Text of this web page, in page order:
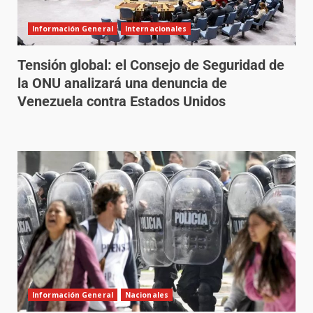
Información General Internacionales
Tensión global: el Consejo de Seguridad de
la ONU analizará una denuncia de
Venezuela contra Estados Unidos
Información General Nacionales